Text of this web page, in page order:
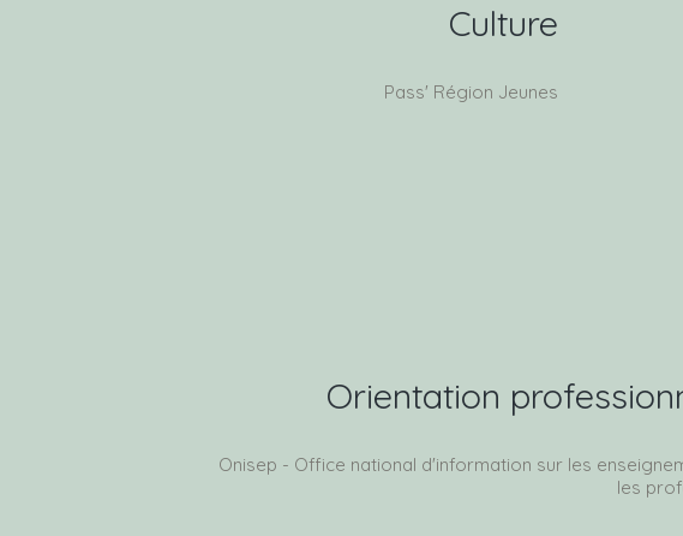
Culture
Pass' Région Jeunes
Orientation
Onisep - Office national d'information sur les
les